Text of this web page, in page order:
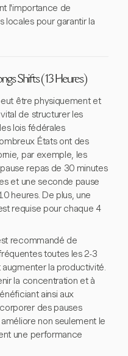
l'importance de
locales pour garantir la
Shifts (13 Heures)
être physiquement et
de structurer les
lois fédérales
États ont des
par exemple, les
repas de 30 minutes
et une seconde pause
heures. De plus, une
requise pour chaque 4
recommandé de
toutes les 2-3
la productivité.
la concentration et à
ainsi aux
des pauses
non seulement le
une performance